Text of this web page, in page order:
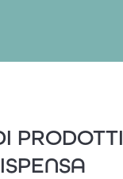
PRODOTTI